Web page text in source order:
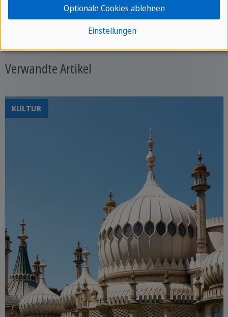
zurück
Verwandte Artikel
KULTUR
Einstellungen
Optionale Cookies ablehnen